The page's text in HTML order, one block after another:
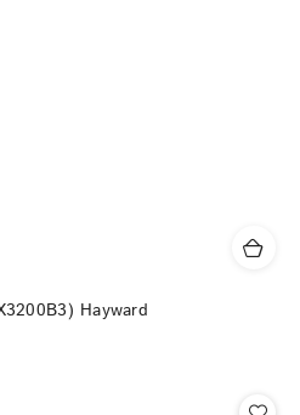
Hayward